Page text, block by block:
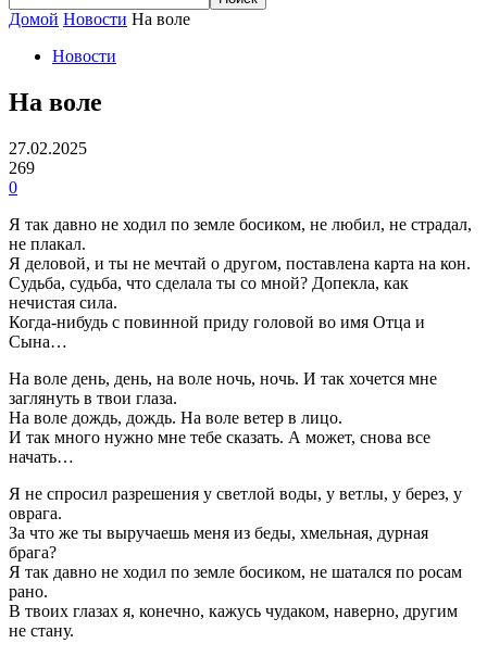
Домой Новости На воле
Новости
На воле
27.02.2025
269
0
Я так давно не ходил по земле босиком, не любил, не страдал,
не плакал.
Я деловой, и ты не мечтай о другом, поставлена карта на кон.
Судьба, судьба, что сделала ты со мной? Допекла, как
нечистая сила.
Когда-нибудь с повинной приду головой во имя Отца и
Сына…
На воле день, день, на воле ночь, ночь. И так хочется мне
заглянуть в твои глаза.
На воле дождь, дождь. На воле ветер в лицо.
И так много нужно мне тебе сказать. А может, снова все
начать…
Я не спросил разрешения у светлой воды, у ветлы, у берез, у
оврага.
За что же ты выручаешь меня из беды, хмельная, дурная
брага?
Я так давно не ходил по земле босиком, не шатался по росам
рано.
В твоих глазах я, конечно, кажусь чудаком, наверно, другим
не стану.